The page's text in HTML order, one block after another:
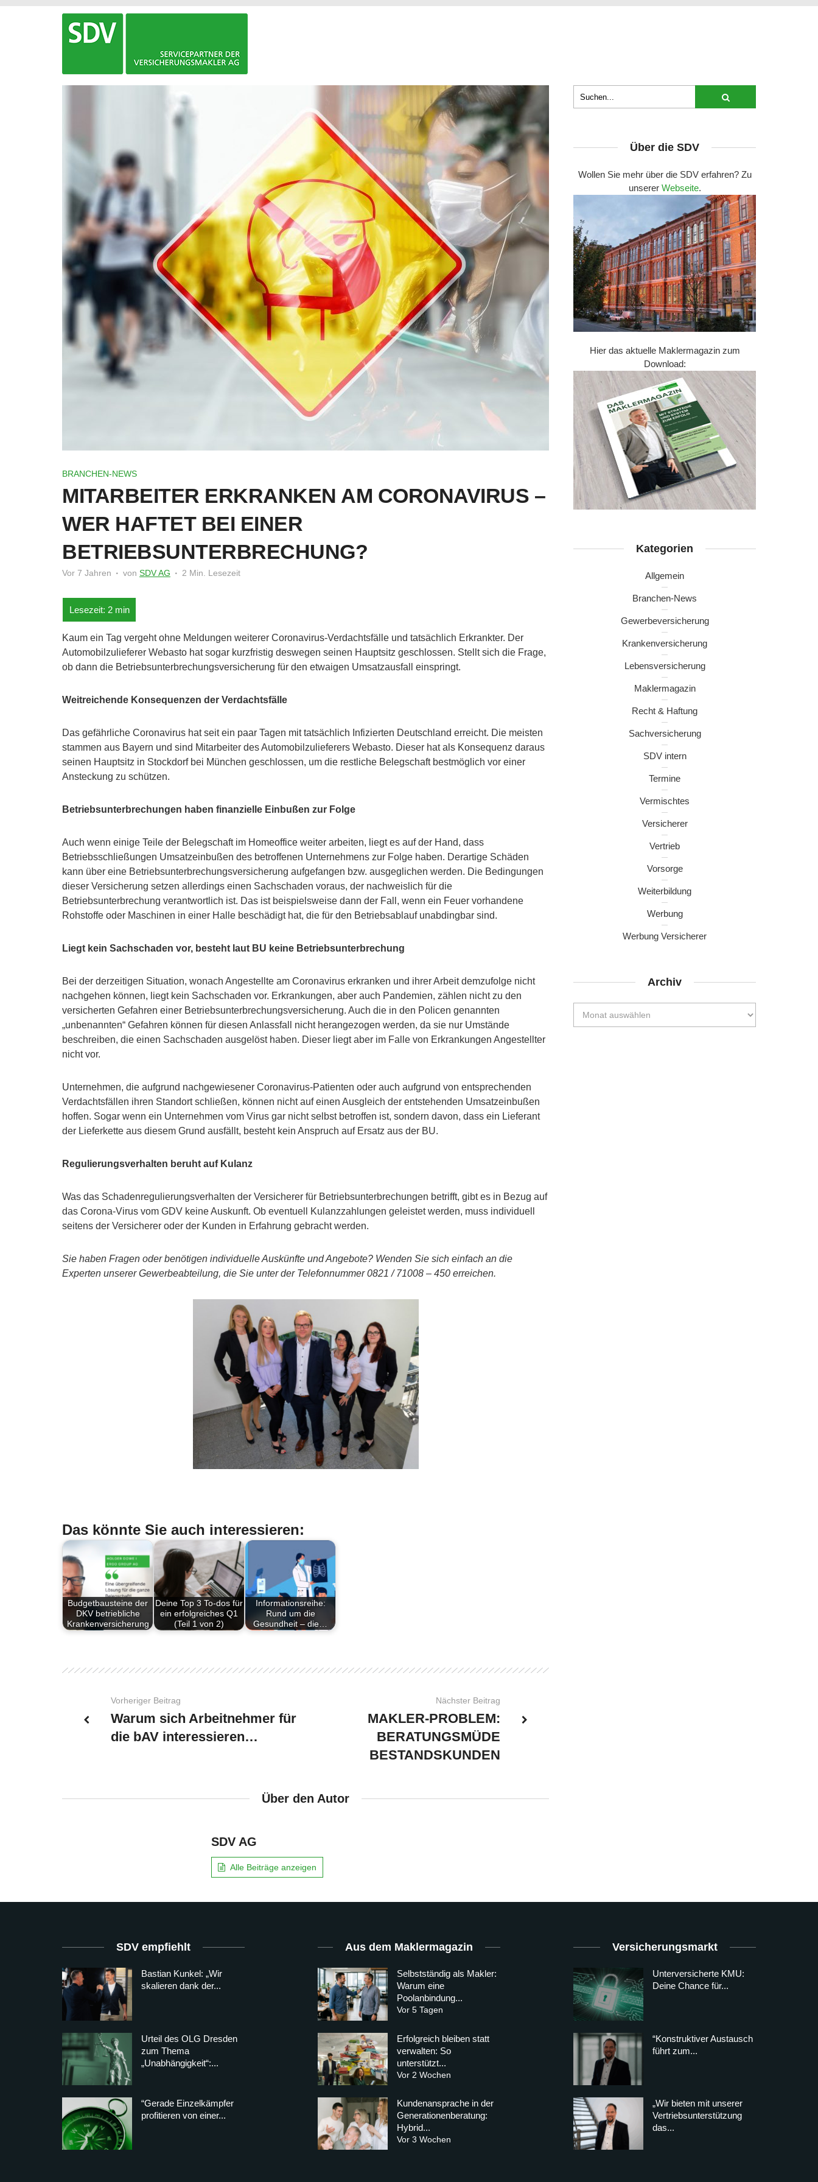
BRANCHEN-NEWS
MITARBEITER ERKRANKEN AM CORONAVIRUS –
WER HAFTET BEI EINER
BETRIEBSUNTERBRECHUNG?
Vor 7 Jahren von SDV AG 2 Min. Lesezeit
Kaum ein Tag vergeht ohne Meldungen weiterer Coronavirus-Verdachtsfälle und tatsächlich Erkrankter. Der
Automobilzulieferer Webasto hat sogar kurzfristig deswegen seinen Hauptsitz geschlossen. Stellt sich die Frage,
ob dann die Betriebsunterbrechungsversicherung für den etwaigen Umsatzausfall einspringt.
Weitreichende Konsequenzen der Verdachtsfälle
Das gefährliche Coronavirus hat seit ein paar Tagen mit tatsächlich Infizierten Deutschland erreicht. Die meisten
stammen aus Bayern und sind Mitarbeiter des Automobilzulieferers Webasto. Dieser hat als Konsequenz daraus
seinen Hauptsitz in Stockdorf bei München geschlossen, um die restliche Belegschaft bestmöglich vor einer
Ansteckung zu schützen.
Betriebsunterbrechungen haben finanzielle Einbußen zur Folge
Auch wenn einige Teile der Belegschaft im Homeoffice weiter arbeiten, liegt es auf der Hand, dass
Betriebsschließungen Umsatzeinbußen des betroffenen Unternehmens zur Folge haben. Derartige Schäden
kann über eine Betriebsunterbrechungsversicherung aufgefangen bzw. ausgeglichen werden. Die Bedingungen
dieser Versicherung setzen allerdings einen Sachschaden voraus, der nachweislich für die
Betriebsunterbrechung verantwortlich ist. Das ist beispielsweise dann der Fall, wenn ein Feuer vorhandene
Rohstoffe oder Maschinen in einer Halle beschädigt hat, die für den Betriebsablauf unabdingbar sind.
Liegt kein Sachschaden vor, besteht laut BU keine Betriebsunterbrechung
Bei der derzeitigen Situation, wonach Angestellte am Coronavirus erkranken und ihrer Arbeit demzufolge nicht
nachgehen können, liegt kein Sachschaden vor. Erkrankungen, aber auch Pandemien, zählen nicht zu den
versicherten Gefahren einer Betriebsunterbrechungsversicherung. Auch die in den Policen genannten
„unbenannten“ Gefahren können für diesen Anlassfall nicht herangezogen werden, da sie nur Umstände
beschreiben, die einen Sachschaden ausgelöst haben. Dieser liegt aber im Falle von Erkrankungen Angestellter
nicht vor.
Unternehmen, die aufgrund nachgewiesener Coronavirus-Patienten oder auch aufgrund von entsprechenden
Verdachtsfällen ihren Standort schließen, können nicht auf einen Ausgleich der entstehenden Umsatzeinbußen
hoffen. Sogar wenn ein Unternehmen vom Virus gar nicht selbst betroffen ist, sondern davon, dass ein Lieferant
der Lieferkette aus diesem Grund ausfällt, besteht kein Anspruch auf Ersatz aus der BU.
Regulierungsverhalten beruht auf Kulanz
Was das Schadenregulierungsverhalten der Versicherer für Betriebsunterbrechungen betrifft, gibt es in Bezug auf
das Corona-Virus vom GDV keine Auskunft. Ob eventuell Kulanzzahlungen geleistet werden, muss individuell
seitens der Versicherer oder der Kunden in Erfahrung gebracht werden.
Sie haben Fragen oder benötigen individuelle Auskünfte und Angebote? Wenden Sie sich einfach an die
Experten unserer Gewerbeabteilung, die Sie unter der Telefonnummer 0821 / 71008 – 450 erreichen.
Das könnte Sie auch interessieren:
Budgetbausteine der
DKV betriebliche
Krankenversicherung
Deine Top 3 To-dos für
ein erfolgreiches Q1
(Teil 1 von 2)
Informationsreihe:
Rund um die
Gesundheit – die…
Vorheriger Beitrag
Warum sich Arbeitnehmer für
die bAV interessieren…
Nächster Beitrag
MAKLER-PROBLEM:
BERATUNGSMÜDE
BESTANDSKUNDEN
Über den Autor
SDV AG
Alle Beiträge anzeigen
Über die SDV
Wollen Sie mehr über die SDV erfahren? Zu
unserer Webseite.
Hier das aktuelle Maklermagazin zum
Download:
Kategorien
Allgemein
Branchen-News
Gewerbeversicherung
Krankenversicherung
Lebensversicherung
Maklermagazin
Recht & Haftung
Sachversicherung
SDV intern
Termine
Vermischtes
Versicherer
Vertrieb
Vorsorge
Weiterbildung
Werbung
Werbung Versicherer
Archiv
SDV empfiehlt
Bastian Kunkel: „Wir
skalieren dank der...
Urteil des OLG Dresden
zum Thema
„Unabhängigkeit“:...
“Gerade Einzelkämpfer
profitieren von einer...
Aus dem Maklermagazin
Selbstständig als Makler:
Warum eine
Poolanbindung...
Vor 5 Tagen
Erfolgreich bleiben statt
verwalten: So
unterstützt...
Vor 2 Wochen
Kundenansprache in der
Generationenberatung:
Hybrid...
Vor 3 Wochen
Versicherungsmarkt
Unterversicherte KMU:
Deine Chance für...
“Konstruktiver Austausch
führt zum...
„Wir bieten mit unserer
Vertriebsunterstützung
das...